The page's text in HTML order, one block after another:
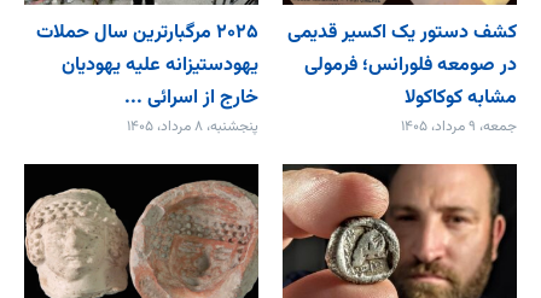
کشف دستور یک اکسیر قدیمی
در صومعه فلورانس؛ فرمولی
مشابه کوکاکولا
جمعه، ۹ مرداد، ۱۴۰۵
۲۰۲۵ مرگبارترین سال حملات
یهودستیزانه علیه یهودیان
خارج از اسرائی ...
پنجشنبه، ۸ مرداد، ۱۴۰۵